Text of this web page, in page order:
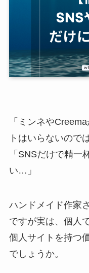
「ミンネや
トはいらないので
「SNSだけで精一
い…」
ハンドメイド作家
ですが実は、個人
個人サイトを持つ
でしょうか。